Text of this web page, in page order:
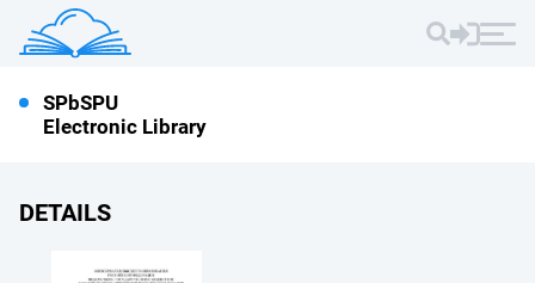
SPbSPU
Electronic Library
DETAILS